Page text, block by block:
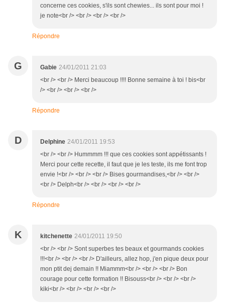
concerne ces cookies, s'ils sont chewies... ils sont pour moi !
je note<br /> <br /> <br /> <br />
Répondre
G Gabie 24/01/2011 21:03
<br /> <br /> Merci beaucoup !!!! Bonne semaine à toi ! bis<br
/> <br /> <br /> <br />
Répondre
D Delphine 24/01/2011 19:53
<br /> <br /> Hummmm !!! que ces cookies sont appétissants !
Merci pour cette recette, il faut que je les teste, ils me font trop
envie !<br /> <br /> <br /> Bises gourmandises,<br /> <br />
<br /> Delph<br /> <br /> <br /> <br />
Répondre
K kitchenette 24/01/2011 19:50
<br /> <br /> Sont superbes tes beaux et gourmands cookies
!!!<br /> <br /> <br /> D'ailleurs, allez hop, j'en pique deux pour
mon ptit dej demain !! Miammm<br /> <br /> <br /> Bon
courage pour cette formation !! Bisouss<br /> <br /> <br />
kiki<br /> <br /> <br /> <br />